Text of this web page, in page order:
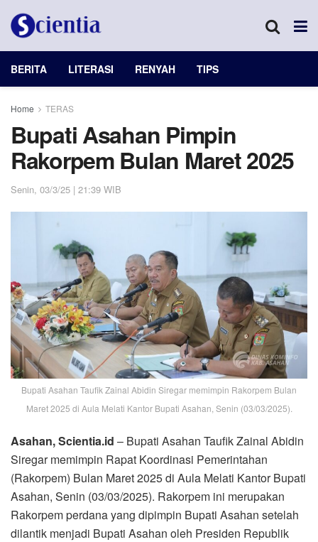
BERITA LITERASI RENYAH TIPS
Home TERAS
Bupati Asahan Pimpin
Rakorpem Bulan Maret 2025
Senin, 03/3/25 | 21:39 WIB
Bupati Asahan Taufik Zainal Abidin Siregar memimpin Rakorpem Bulan
Maret 2025 di Aula Melati Kantor Bupati Asahan, Senin (03/03/2025).
Asahan, Scientia.id – Bupati Asahan Taufik Zainal Abidin
Siregar memimpin Rapat Koordinasi Pemerintahan
(Rakorpem) Bulan Maret 2025 di Aula Melati Kantor Bupati
Asahan, Senin (03/03/2025). Rakorpem ini merupakan
Rakorpem perdana yang dipimpin Bupati Asahan setelah
dilantik menjadi Bupati Asahan oleh Presiden Republik